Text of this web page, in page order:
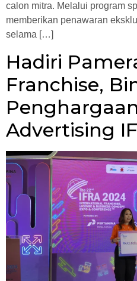
calon mitra. Melalui program
memberikan penawaran
selama […]
Hadiri
Franchise,
Advertising